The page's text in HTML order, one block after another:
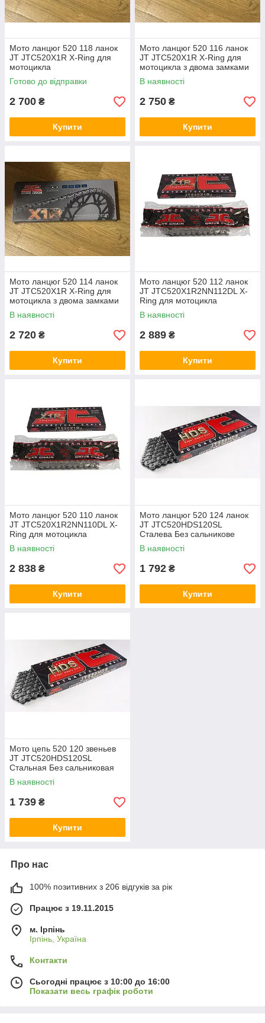
Мото ланцюг 520 118 ланок
JT JTC520X1R X-Ring для
мотоцикла
Готово до відправки
2 700 ₴
Купити
Мото ланцюг 520 116 ланок
JT JTC520X1R X-Ring для
мотоцикла з двома замками
В наявності
2 750 ₴
Купити
Мото ланцюг 520 114 ланок
JT JTC520X1R X-Ring для
мотоцикла з двома замками
В наявності
2 720 ₴
Купити
Мото ланцюг 520 112 ланок
JT JTC520X1R2NN112DL X-
Ring для мотоцикла
срібляста з двома замками
В наявності
2 889 ₴
Купити
Мото ланцюг 520 110 ланок
JT JTC520X1R2NN110DL X-
Ring для мотоцикла
срібляста з двома замками
В наявності
2 838 ₴
Купити
Мото ланцюг 520 124 ланок
JT JTC520HDS120SL
Сталева Без сальникове
ланцюг серії Race (замок під
засувку)
В наявності
1 792 ₴
Купити
Мото цепь 520 120 звеньев
JT JTC520HDS120SL
Стальная Без сальниковая
цепь Race серии (замок под
защелку)
В наявності
1 739 ₴
Купити
Про нас
100% позитивних з 206 відгуків за рік
Працює з 19.11.2015
м. Ірпінь
Ірпінь, Україна
Контакти
Сьогодні працює з 10:00 до 16:00
Показати весь графік роботи